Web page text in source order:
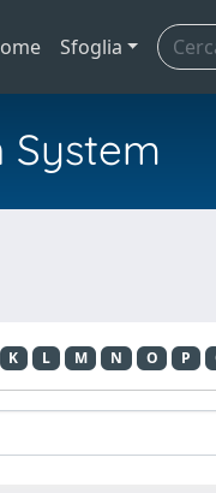
Sfoglia
System
K L M N O P